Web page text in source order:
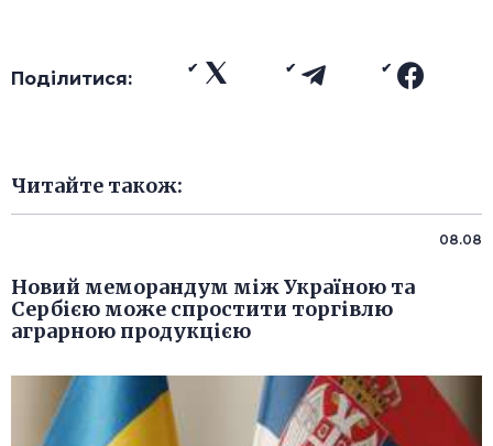
Поділитися:
Читайте також:
08.08
Новий меморандум між Україною та
Сербією може спростити торгівлю
аграрною продукцією